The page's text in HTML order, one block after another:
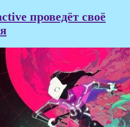
проведёт своё